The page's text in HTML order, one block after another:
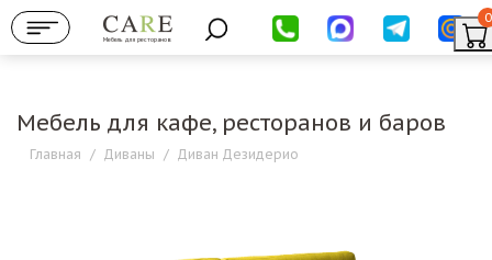
Мебель для ресторанов
0
Мебель для кафе, ресторанов и баров
Главная / Диваны / Диван Дезидерио